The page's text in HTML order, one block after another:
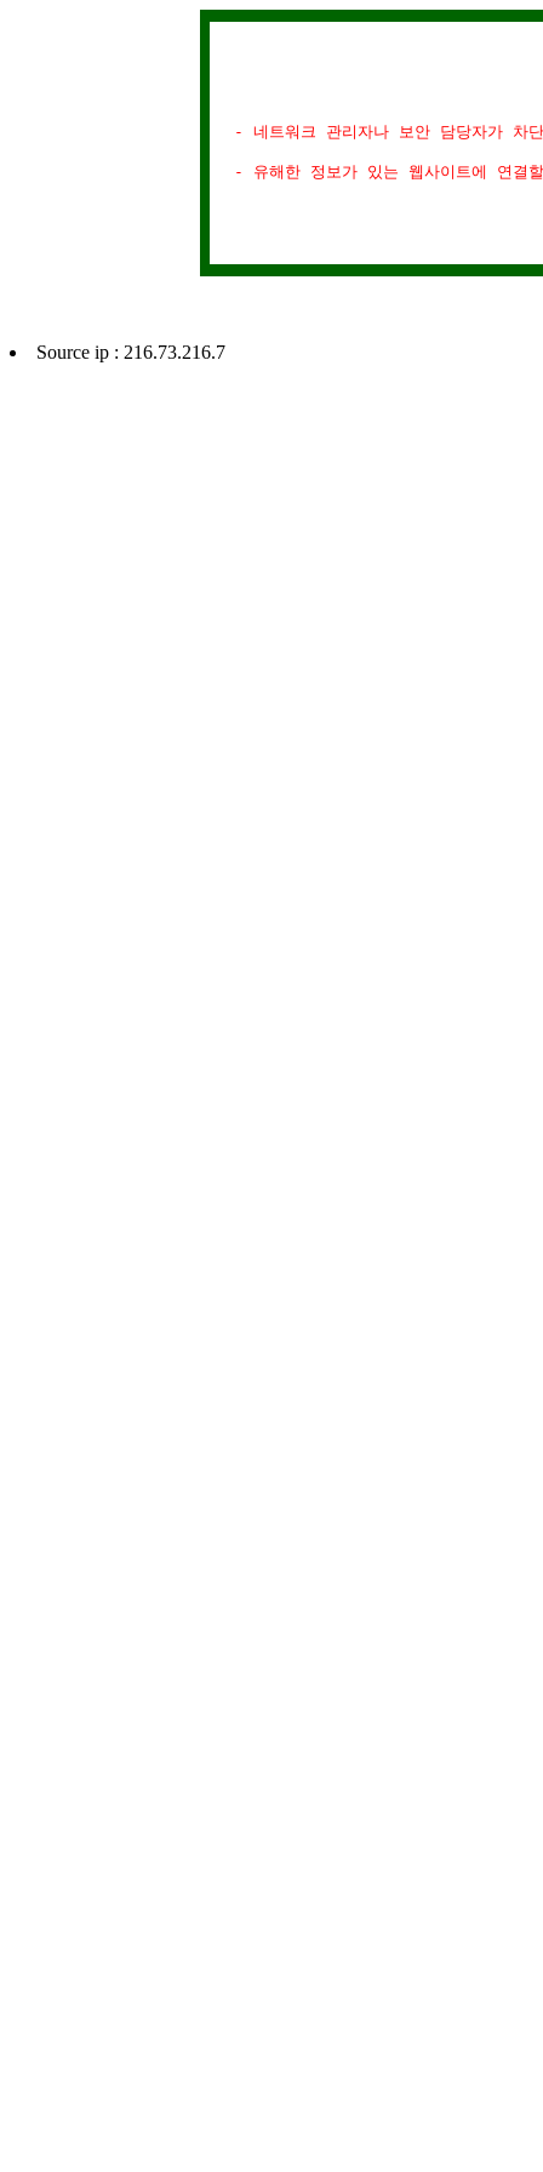
- 네트워크 관리자나 보안 담당자가 차
- 유해한 정보가 있는 웹사이트에 연결
Source ip : 216.73.216.7